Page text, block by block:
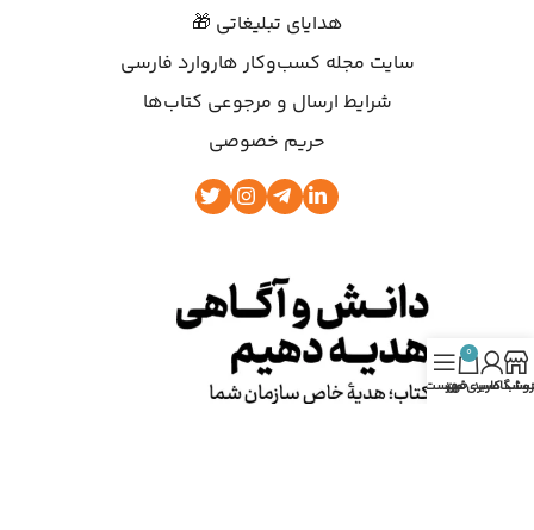
هدایای تبلیغاتی 🎁
سایت مجله کسب‌وکار هاروارد فارسی
شرایط ارسال و مرجوعی کتاب‌ها
حریم خصوصی
کاربری من
0
سبد خریدفهرست